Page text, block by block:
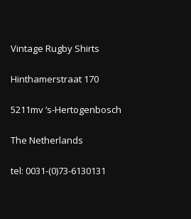
Vintage Rugby Shirts
Hinthamerstraat 170
5211mv ‘s-Hertogenbosch
The Netherlands
tel: 0031-(0)73-6130131